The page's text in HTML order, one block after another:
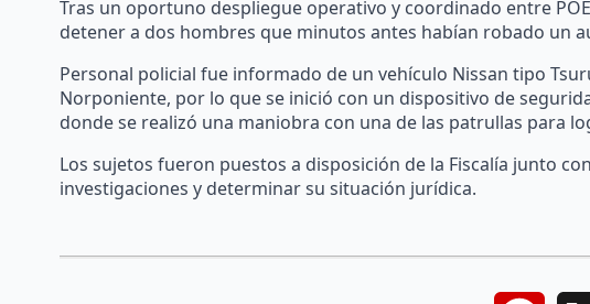
Tras un oportuno despliegue operativo y coordinado entre
detener a dos hombres que minutos antes habían robado un
Personal policial fue informado de un vehículo Nissan tipo
Norponiente, por lo que se inició con un dispositivo de
donde se realizó una maniobra con una de las patrullas para
Los sujetos fueron puestos a disposición de la Fiscalía junto
investigaciones y determinar su situación jurídica.